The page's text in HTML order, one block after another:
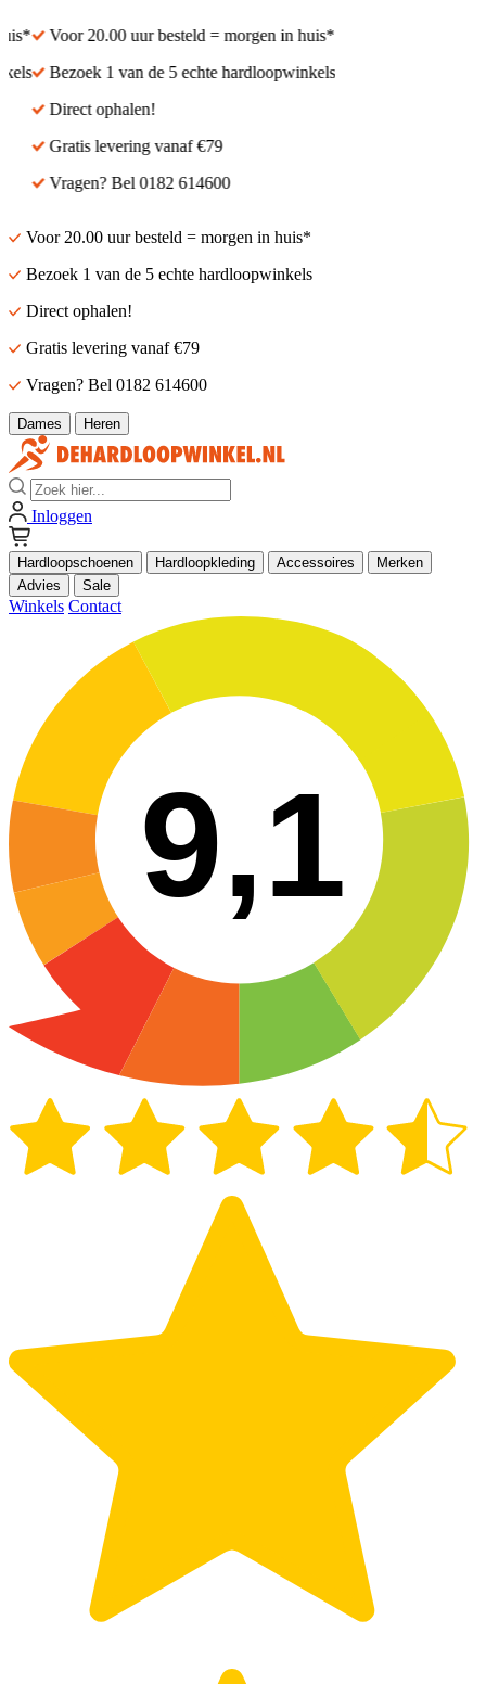
Voor 20.00 uur besteld = morgen in huis*
Bezoek 1 van de 5 echte hardloopwinkels
Direct ophalen!
Gratis levering vanaf €79
Vragen? Bel 0182 614600
Voor 20.00 uur besteld = morgen in huis*
Bezoek 1 van de 5 echte hardloopwinkels
Direct ophalen!
Gratis levering vanaf €79
Vragen? Bel 0182 614600
Dames Heren
Zoek
Inloggen
Hardloopschoenen Hardloopkleding Accessoires
Merken
Advies
Sale
Winkels Contact
9,1